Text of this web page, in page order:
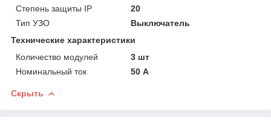
Степень защиты IP
20
Тип УЗО
Выключатель
Технические характеристики
Количество модулей
3 шт
Номинальный ток
50 А
Скрыть